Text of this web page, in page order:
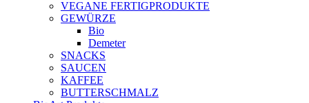
VEGANE FERTIGPRODUKTE
GEWÜRZE
Bio
Demeter
SNACKS
SAUCEN
KAFFEE
BUTTERSCHMALZ